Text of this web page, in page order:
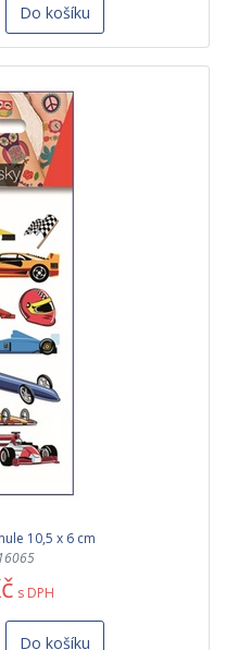
Do košíku
10,5 x 6 cm
s DPH
Do košíku